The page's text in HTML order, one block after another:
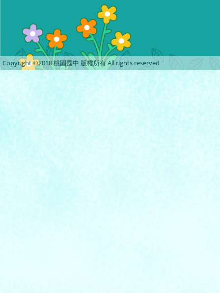
Copyright ©2018 桃園國中 版權所有 All rights reserved